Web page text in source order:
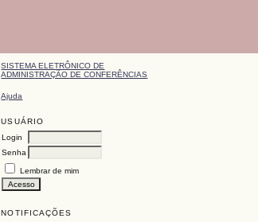
SISTEMA ELETRÔNICO DE
ADMINISTRAÇÃO DE CONFERÊNCIAS
Ajuda
USUÁRIO
Login
Senha
Lembrar de mim
NOTIFICAÇÕES